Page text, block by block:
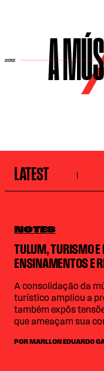
A
2012
LATEST
NOTES
TULUM, TURISMO
ENSINAMENTOS E
A consolidação da
turístico ampliou a
também expôs
que ameaçam sua
POR MARLLON EDUARDO